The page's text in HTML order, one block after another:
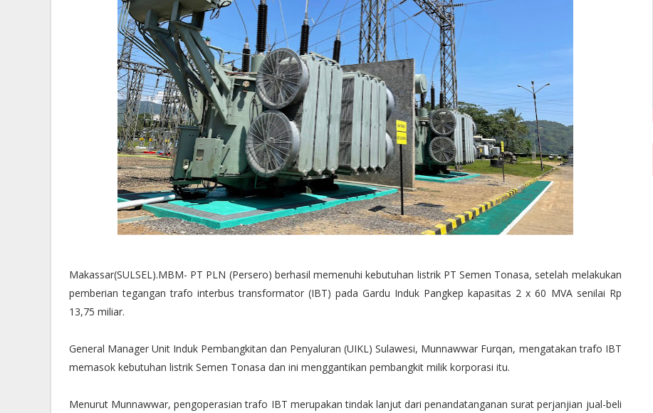
Makassar(SULSEL).MBM- PT PLN (Persero) berhasil memenuhi kebutuhan listrik PT Semen Tonasa, setelah melakukan
pemberian tegangan trafo interbus transformator (IBT) pada Gardu Induk Pangkep kapasitas 2 x 60 MVA senilai Rp
13,75 miliar.
General Manager Unit Induk Pembangkitan dan Penyaluran (UIKL) Sulawesi, Munnawwar Furqan, mengatakan trafo IBT
memasok kebutuhan listrik Semen Tonasa dan ini menggantikan pembangkit milik korporasi itu.
Menurut Munnawwar, pengoperasian trafo IBT merupakan tindak lanjut dari penandatanganan surat perjanjian jual-beli